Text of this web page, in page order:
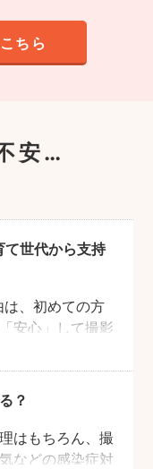
ちら
安…
世代から支持
、初めての方
安心」して撮影
す。
ゃん・子どもの
世代のカメラマ
料は一切ござい
系も人気のポイ
？
はもちろん、撮
などの感染症対